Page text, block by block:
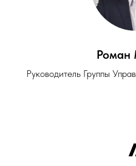
Роман
Руководитель Группы